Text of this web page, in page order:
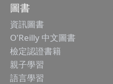
圖書
資訊圖書
O'Reilly 中文圖書
檢定認證書籍
親子學習
語言學習